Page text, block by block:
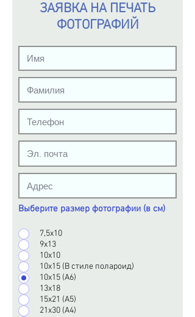
ЗАЯВКА НА ПЕЧАТЬ
ФОТОГРАФИЙ
Выберите размер фотографии (в см)
7,5х10
9х13
10х10
10х15 (В стиле полароид)
10х15 (А6)
13х18
15х21 (А5)
21х30 (А4)